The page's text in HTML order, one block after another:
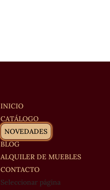
INICIO
CATÁLOGO
NOVEDADES
BLOG
ALQUILER DE MUEBLES
CONTACTO
Seleccionar página